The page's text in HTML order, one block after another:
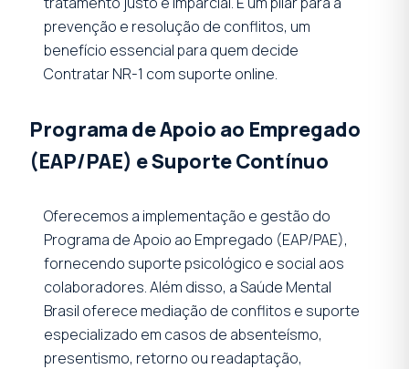
prevenção e resolução de conflitos, um
benefício essencial para quem decide
Contratar NR-1 com suporte online.
Programa de Apoio ao Empregado
(EAP/PAE) e Suporte Contínuo
Oferecemos a implementação e gestão do
Programa de Apoio ao Empregado (EAP/PAE),
fornecendo suporte psicológico e social aos
colaboradores. Além disso, a Saúde Mental
Brasil oferece mediação de conflitos e suporte
especializado em casos de absenteísmo,
presentismo, retorno ou readaptação,